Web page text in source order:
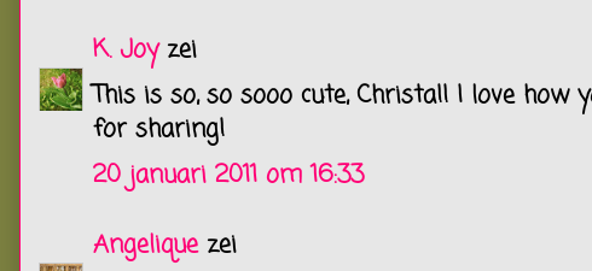
K. Joyzei
This is so, so sooo cute, Christa!! I love
for sharing!
20 januari 2011 om 16:33
Angelique zei